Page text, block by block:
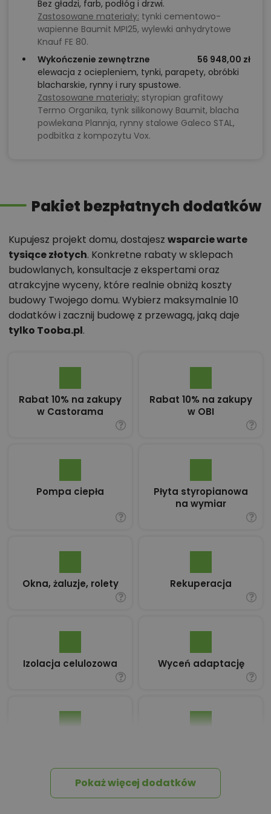
Bez gładzi, farb, podłóg i drzwi.
Zastosowane materiały: tynki cementowo-
wapienne Baumit MPI25, wylewki anhydrytowe
Knauf FE 80.
Wykończenie zewnętrzne
56 948,00 zł
elewacja z ociepleniem, tynki, parapety, obróbki
blacharskie, rynny i rury spustowe.
Zastosowane materiały: styropian grafitowy
Termo Organika, tynk silikonowy Baumit, blacha
powlekana Plannja, rynny stalowe Galeco STAL,
podbitka z kompozytu Vox.
Pakiet bezpłatnych dodatków
Kupujesz projekt domu, dostajesz wsparcie warte
tysiące złotych. Konkretne rabaty w sklepach
budowlanych, konsultacje z ekspertami oraz
atrakcyjne wyceny, które realnie obniżą koszty
budowy Twojego domu. Wybierz maksymalnie 10
dodatków i zacznij budowę z przewagą, jaką daje
tylko Tooba.pl.
Rabat 10% na zakupy
w Castorama
Rabat 10% na zakupy
w OBI
Pompa ciepła
Płyta styropianowa
na wymiar
Okna, żaluzje, rolety Rekuperacja
Izolacja celulozowa Wyceń adaptację
Pokaż więcej dodatków